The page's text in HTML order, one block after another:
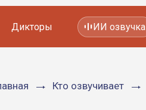
Мультфильмов
Дикторы ИИ озвучка
Кто озвучивает